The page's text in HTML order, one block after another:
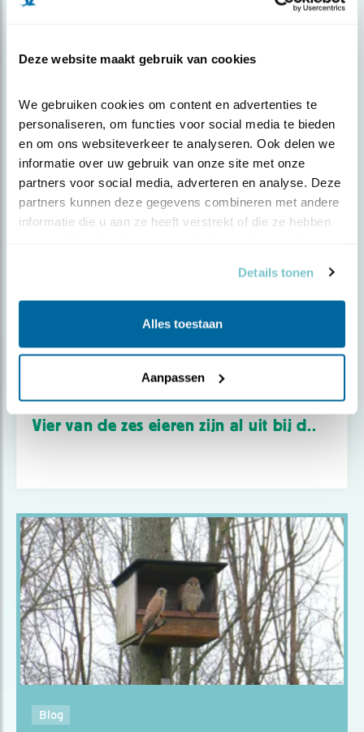
Deze website maakt gebruik van cookies
We gebruiken cookies om content en advertenties te
personaliseren, om functies voor social media te bieden
en om ons websiteverkeer te analyseren. Ook delen we
informatie over uw gebruik van onze site met onze
partners voor social media, adverteren en analyse. Deze
partners kunnen deze gegevens combineren met andere
informatie die u aan ze heeft verstrekt of die ze hebben
Details tonen
Alles toestaan
Aanpassen
Beleef de Lente kijkcijferkanon
Nieuws
Vier van de zes eieren zijn al uit bij d..
Blog